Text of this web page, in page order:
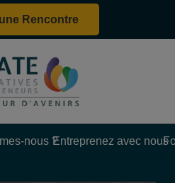
Rencontre
nous ?Entreprenez avec nous